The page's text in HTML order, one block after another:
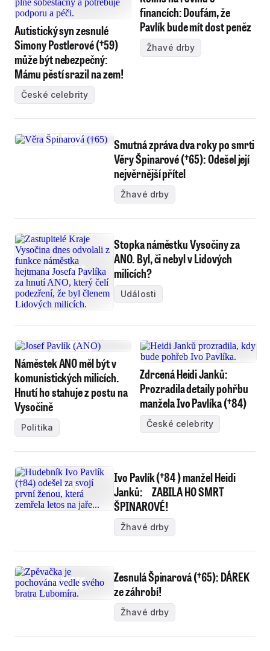
Autistický syn zesnulé
Simony Postlerové (†59)
může být nebezpečný:
Mámu pěstí srazil na zem!
České celebrity
financích: Doufám, že
Pavlík bude mít dost peněz
Žhavé drby
Smutná zpráva dva roky po smrti
Věry Špinarové (†65): Odešel její
nejvěrnější přítel
Žhavé drby
Stopka náměstku Vysočiny za
ANO. Byl, či nebyl v Lidových
milicích?
Události
Náměstek ANO měl být v
komunistických milicích.
Hnutí ho stahuje z postu na
Vysočině
Politika
Zdrcená Heidi Janků:
Prozradila detaily pohřbu
manžela Ivo Pavlíka (†84)
České celebrity
Ivo Pavlík (†84 ) manžel Heidi
Janků: ZABILA HO SMRT
ŠPINAROVÉ!
Žhavé drby
Zesnulá Špinarová (†65): DÁREK
ze záhrobí!
Žhavé drby